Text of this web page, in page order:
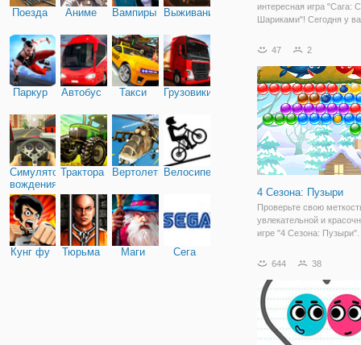
Поезда Аниме Вампиры Выживание
Паркур Автобус Такси Грузовики
Симулятор
вождения
Трактора ВертолетыВелосипед
Кунг фу Тюрьма Маги Сега
интересная игра "Сага:
Шариками"! Сегодня у
в самую
каждый стрелок очень
стрелять, но сегодня у
47 2
4 Сезона: Пузыри
Проверьте свою
увлекательной и
игре "4 Сезона:
поле, где уже
которой будете
644 38